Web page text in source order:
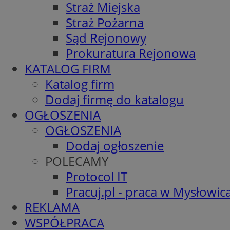
Straż Miejska
Straż Pożarna
Sąd Rejonowy
Prokuratura Rejonowa
KATALOG FIRM
Katalog firm
Dodaj firmę do katalogu
OGŁOSZENIA
OGŁOSZENIA
Dodaj ogłoszenie
POLECAMY
Protocol IT
Pracuj.pl - praca w
REKLAMA
WSPÓŁPRACA